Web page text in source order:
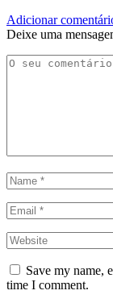
Adicionar
Deixe uma
Save my name,
time I comment.